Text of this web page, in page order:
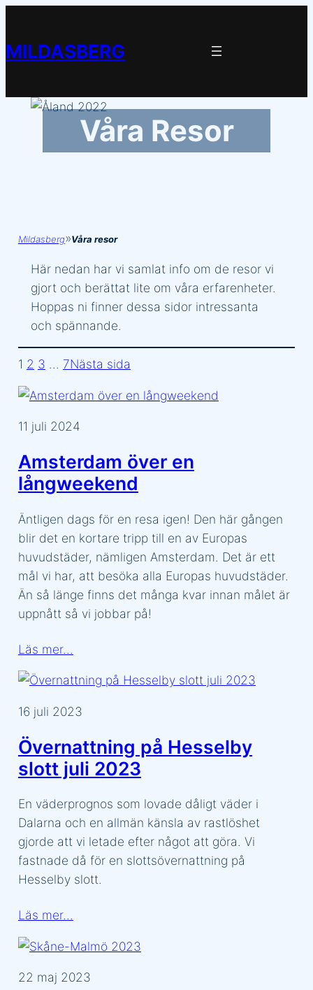
innehåll
MILDASBERG
Våra Resor
Mildasberg»Våra resor
Här nedan har vi samlat info om de resor vi
gjort och berättat lite om våra erfarenheter.
Hoppas ni finner dessa sidor intressanta
och spännande.
1 2 3 … 7Nästa sida
11 juli 2024
Amsterdam över en
långweekend
Äntligen dags för en resa igen! Den här gången
blir det en kortare tripp till en av Europas
huvudstäder, nämligen Amsterdam. Det är ett
mål vi har, att besöka alla Europas huvudstäder.
Än så länge finns det många kvar innan målet är
uppnått så vi jobbar på!
Läs mer…
16 juli 2023
Övernattning på Hesselby
slott juli 2023
En väderprognos som lovade dåligt väder i
Dalarna och en allmän känsla av rastlöshet
gjorde att vi letade efter något att göra. Vi
fastnade då för en slottsövernattning på
Hesselby slott.
Läs mer…
22 maj 2023